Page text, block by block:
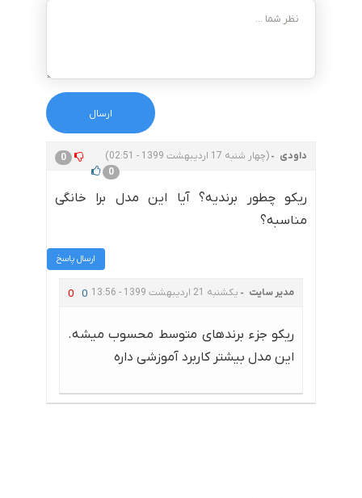
داودی (چهار شنبه 17 اردیبهشت 1399 - 02:51)
0
0
ریکو چطور برندیه؟ آیا این مدل برا خانگی
مناسبه؟
ارسال پاسخ
مدیر سایت یکشنبه 21 اردیبهشت 1399 - 13:56 0 0
ریکو جزء برندهای متوسط محسوب میشه.
این مدل بیشتر کاربرد آموزشی داره